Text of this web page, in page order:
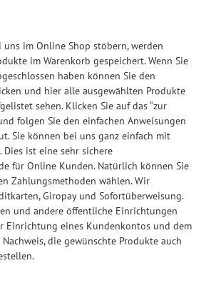
uns im Online Shop stöbern, werden
im Warenkorb gespeichert. Wenn Sie
haben können Sie den
und hier alle ausgewählten Produkte
sehen. Klicken Sie auf das “zur
folgen Sie den einfachen Anweisungen
Sie können bei uns ganz einfach mit
Dies ist eine sehr sichere
für Online Kunden. Natürlich können Sie
Zahlungsmethoden wählen. Wir
Giropay und Sofortüberweisung.
und andere öffentliche Einrichtungen
Einrichtung eines Kundenkontos und dem
die gewünschte Produkte auch